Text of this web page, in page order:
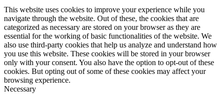
This website uses cookies to improve your experience while you
navigate through the website. Out of these, the cookies that are
categorized as necessary are stored on your browser as they are
essential for the working of basic functionalities of the website. We
also use third-party cookies that help us analyze and understand how
you use this website. These cookies will be stored in your browser
only with your consent. You also have the option to opt-out of these
cookies. But opting out of some of these cookies may affect your
browsing experience.
Necessary